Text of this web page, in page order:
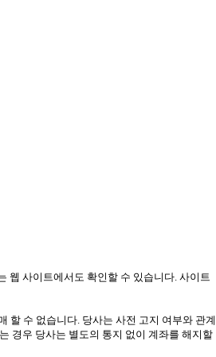
웹 사이트에서도 확인할 수 있습니다. 사이트
할 수 없습니다. 당사는 사전 고지 여부와 관계
경우 당사는 별도의 통지 없이 계좌를 해지할